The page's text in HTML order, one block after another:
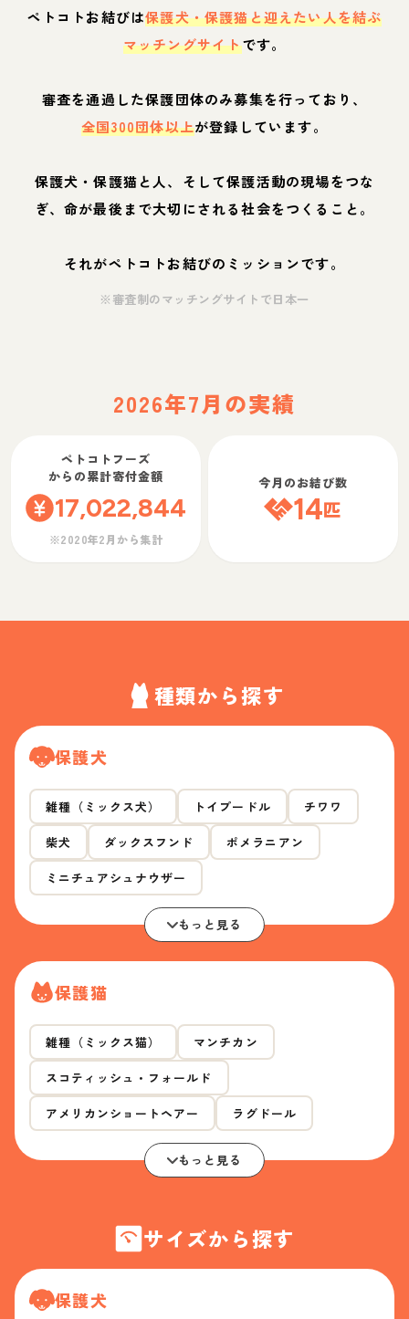
ペトコトお結びは保護犬・保護猫と迎えたい人を結ぶ
マッチングサイトです。
審査を通過した保護団体のみ募集を行っており、
全国300団体以上が登録しています。
保護犬・保護猫と人、そして保護活動の現場をつな
ぎ、命が最後まで大切にされる社会をつくること。
それがペトコトお結びのミッションです。
※審査制のマッチングサイトで日本一
2026年7月の実績
ペトコトフーズ
からの累計寄付金額
17,022,844
※2020年2月から集計
今月のお結び数
14匹
種類から探す
保護犬
雑種（ミックス犬） トイプードル チワワ
柴犬 ダックスフンド ポメラニアン
ミニチュアシュナウザー
もっと見る
保護猫
雑種（ミックス猫） マンチカン
スコティッシュ・フォールド
アメリカンショートヘアー ラグドール
もっと見る
サイズから探す
保護犬